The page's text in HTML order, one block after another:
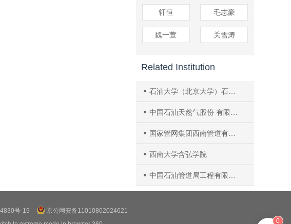
轩恒 毛志豪
魏一萱 关雪涛
Related Institution
石油大学（北京大学）石油工程系
中国石油天然气股份 有限公司天然气销售广西分公司
国家管网集团西南管道有限责任公司
西南大学含弘学院
中国石油管道局工程有限公司国际分公司
号-19
京公网安备11010802024621
0